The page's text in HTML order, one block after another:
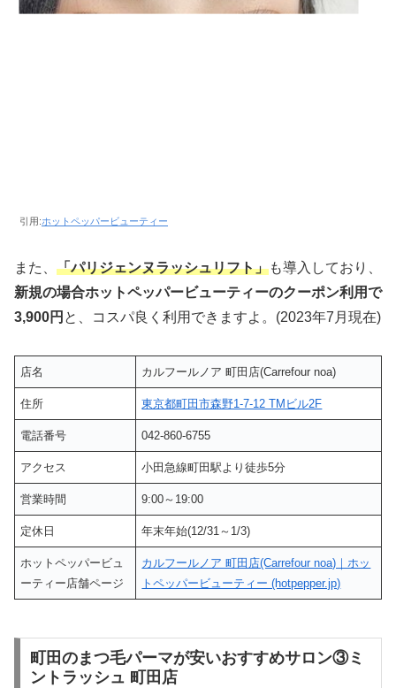
引用:ホットペッパービューティー
また、 「パリジェンヌラッシュリフト」も導入しており、
新規の場合ホットペッパービューティーのクーポン利用で
3,900円 と、コスパ良く利用できますよ。(2023年7月現在)
店名 カルフールノア 町田店(Carrefour noa)
住所 東京都町田市森野1-7-12 TMビル2F
電話番号 042-860-6755
アクセス 小田急線町田駅より徒歩5分
営業時間 9:00～19:00
定休日 年末年始(12/31～1/3)
ホットペッパービュ
ーティー店舗ページ
カルフールノア 町田店(Carrefour noa)｜ホッ
トペッパービューティー (hotpepper.jp)
町田のまつ毛パーマが安いおすすめサロン③ミ
ントラッシュ 町田店